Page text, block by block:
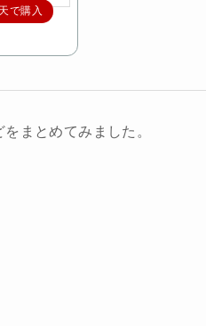
で購入
まとめてみました。